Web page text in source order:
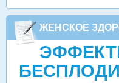
ЖЕНСКОЕ